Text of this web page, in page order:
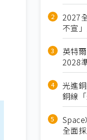
2027
不宣
英特
2028
光進
銅線
全面